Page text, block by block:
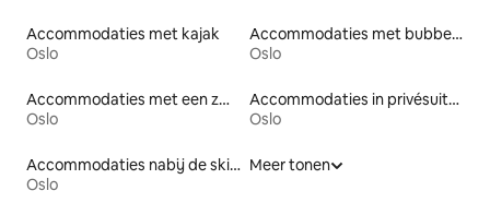
Accommodaties met kajak
Oslo
Accommodaties met bubbelbad
Oslo
Accommodaties met een zwembad
Oslo
Accommodaties in privésuites
Oslo
Accommodaties nabij de skipiste
Oslo
Meer tonen